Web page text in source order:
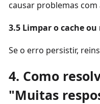
causar problemas com
3.5 Limpar o cache
Se o erro persistir,
4. Como
"Muitas